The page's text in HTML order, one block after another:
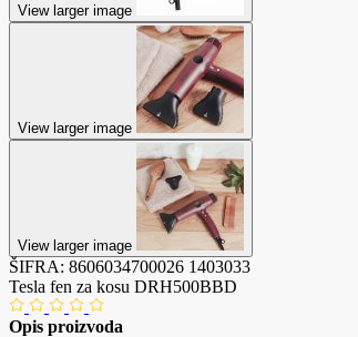
View larger image
View larger image
View larger image
ŠIFRA: 8606034700026 1403033
Tesla fen za kosu DRH500BBD
Opis proizvoda